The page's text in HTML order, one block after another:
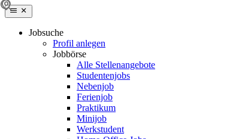
Jobsuche
Profil anlegen
Jobbörse
Alle Stellenangebote
Studentenjobs
Nebenjob
Ferienjob
Praktikum
Minijob
Werkstudent